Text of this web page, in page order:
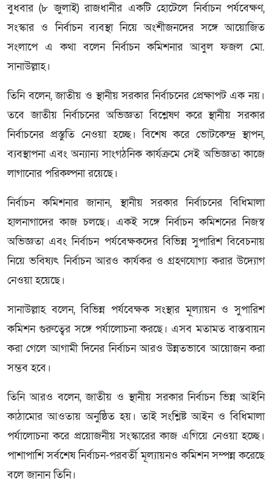
বুধবার (৮ জুলাই) রাজধানীর একটি হোটেলে নির্বাচন পর্যবেক্ষণ,
সংস্কার ও নির্বাচন ব্যবস্থা নিয়ে অংশীজনদের সঙ্গে আয়োজিত
সংলাপে এ কথা বলেন নির্বাচন কমিশনার আবুল ফজল মো.
সানাউল্লাহ।
তিনি বলেন, জাতীয় ও স্থানীয় সরকার নির্বাচনের প্রেক্ষাপট এক নয়।
তবে জাতীয় নির্বাচনের অভিজ্ঞতা বিশ্লেষণ করে স্থানীয় সরকার
নির্বাচনের প্রস্তুতি নেওয়া হচ্ছে। বিশেষ করে ভোটকেন্দ্র স্থাপন,
ব্যবস্থাপনা এবং অন্যান্য সাংগঠনিক কার্যক্রমে সেই অভিজ্ঞতা কাজে
লাগানোর পরিকল্পনা রয়েছে।
নির্বাচন কমিশনার জানান, স্থানীয় সরকার নির্বাচনের বিধিমালা
হালনাগাদের কাজ চলছে। একই সঙ্গে নির্বাচন কমিশনের নিজস্ব
অভিজ্ঞতা এবং নির্বাচন পর্যবেক্ষকদের বিভিন্ন সুপারিশ বিবেচনায়
নিয়ে ভবিষ্যৎ নির্বাচন আরও কার্যকর ও গ্রহণযোগ্য করার উদ্যোগ
নেওয়া হয়েছে।
সানাউল্লাহ বলেন, বিভিন্ন পর্যবেক্ষক সংস্থার মূল্যায়ন ও সুপারিশ
কমিশন গুরুত্বের সঙ্গে পর্যালোচনা করছে। এসব মতামত বাস্তবায়ন
করা গেলে আগামী দিনের নির্বাচন আরও উন্নতভাবে আয়োজন করা
সম্ভব হবে।
তিনি আরও বলেন, জাতীয় ও স্থানীয় সরকার নির্বাচন ভিন্ন আইনি
কাঠামোর আওতায় অনুষ্ঠিত হয়। তাই সংশ্লিষ্ট আইন ও বিধিমালা
পর্যালোচনা করে প্রয়োজনীয় সংস্কারের কাজ এগিয়ে নেওয়া হচ্ছে।
পাশাপাশি সর্বশেষ নির্বাচন-পরবর্তী মূল্যায়নও কমিশন সম্পন্ন করেছে
বলে জানান তিনি।